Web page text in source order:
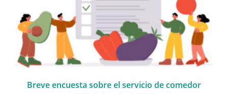
Breve encuesta sobre el servicio de comedor